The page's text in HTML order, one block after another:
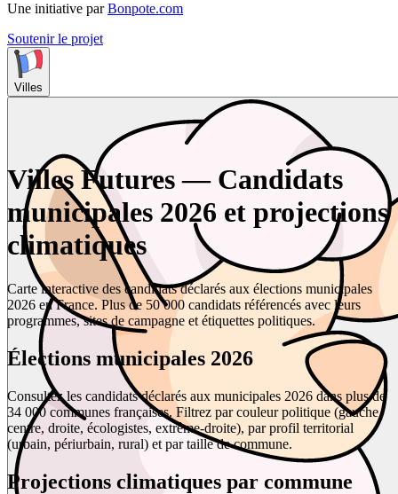
Une initiative par Bonpote.com
Soutenir le projet
Villes
Villes Futures — Candidats
municipales 2026 et projections
climatiques
Carte interactive des candidats déclarés aux élections municipales
2026 en France. Plus de 50 000 candidats référencés avec leurs
programmes, sites de campagne et étiquettes politiques.
Élections municipales 2026
Consultez les candidats déclarés aux municipales 2026 dans plus de
34 000 communes françaises. Filtrez par couleur politique (gauche,
centre, droite, écologistes, extrême-droite), par profil territorial
(urbain, périurbain, rural) et par taille de commune.
Projections climatiques par commune